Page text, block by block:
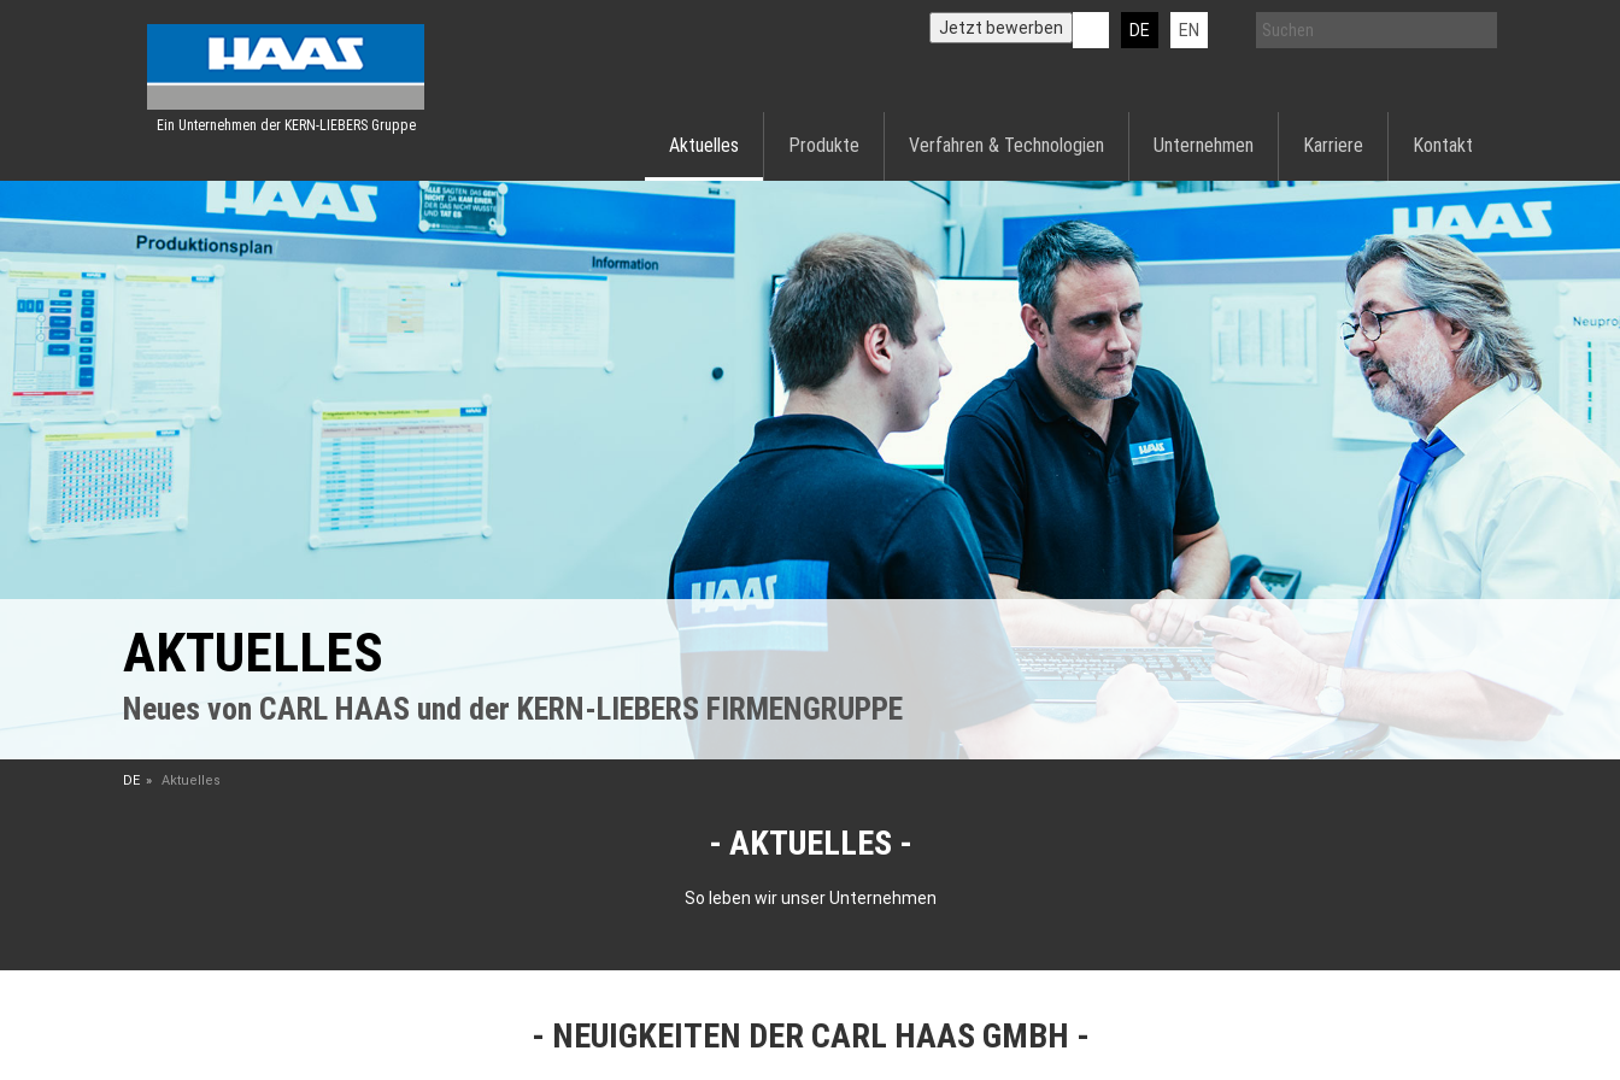
Ein Unternehmen der KERN-LIEBERS Gruppe
DE EN
Jetzt bewerben
Aktuelles Produkte Verfahren & Technologien Unternehmen Karriere Kontakt
AKTUELLES
Neues von CARL HAAS und der KERN-LIEBERS FIRMENGRUPPE
DE Aktuelles
AKTUELLES
So leben wir unser Unternehmen
NEUIGKEITEN DER CARL HAAS GMBH